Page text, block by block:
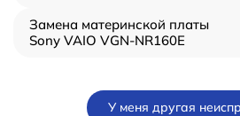
Замена материнской платы
Sony VAIO VGN-NR160E
У меня другая